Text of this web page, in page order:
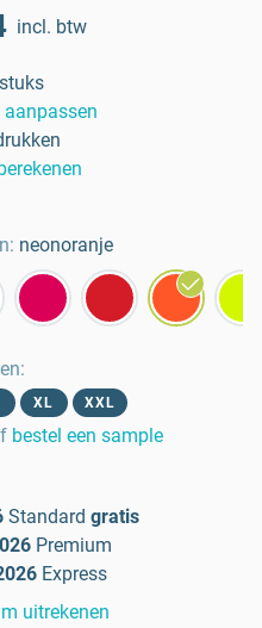
incl. btw
aanpassen
neonoranje
:
XL XXL
bestel een sample
Standard gratis
Premium
Express
uitrekenen